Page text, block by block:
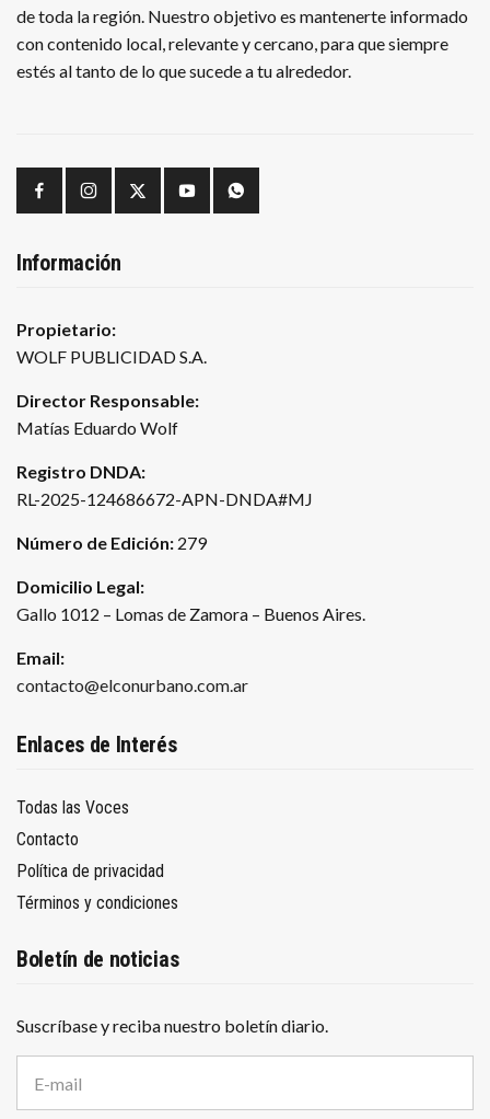
de toda la región. Nuestro objetivo es mantenerte informado
con contenido local, relevante y cercano, para que siempre
estés al tanto de lo que sucede a tu alrededor.
Información
Propietario:
WOLF PUBLICIDAD S.A.
Director Responsable:
Matías Eduardo Wolf
Registro DNDA:
RL-2025-124686672-APN-DNDA#MJ
Número de Edición: 279
Domicilio Legal:
Gallo 1012 – Lomas de Zamora – Buenos Aires.
Email:
contacto@elconurbano.com.ar
Enlaces de Interés
Todas las Voces
Contacto
Política de privacidad
Términos y condiciones
Boletín de noticias
Suscríbase y reciba nuestro boletín diario.
r